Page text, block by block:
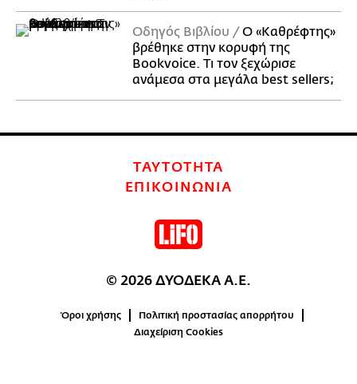
Οδηγός Βιβλίου
Ο «Καθρέφτης»
βρέθηκε στην κορυφή της
Bookvoice. Τι τον ξεχώρισε
ανάμεσα στα μεγάλα best sellers;
ΤΑΥΤΟΤΗΤΑ
ΕΠΙΚΟΙΝΩΝΙΑ
© 2026 ΔΥΟΔΕΚΑ Α.Ε.
Όροι χρήσης
Πολιτική προστασίας απορρήτου
Διαχείριση Cookies